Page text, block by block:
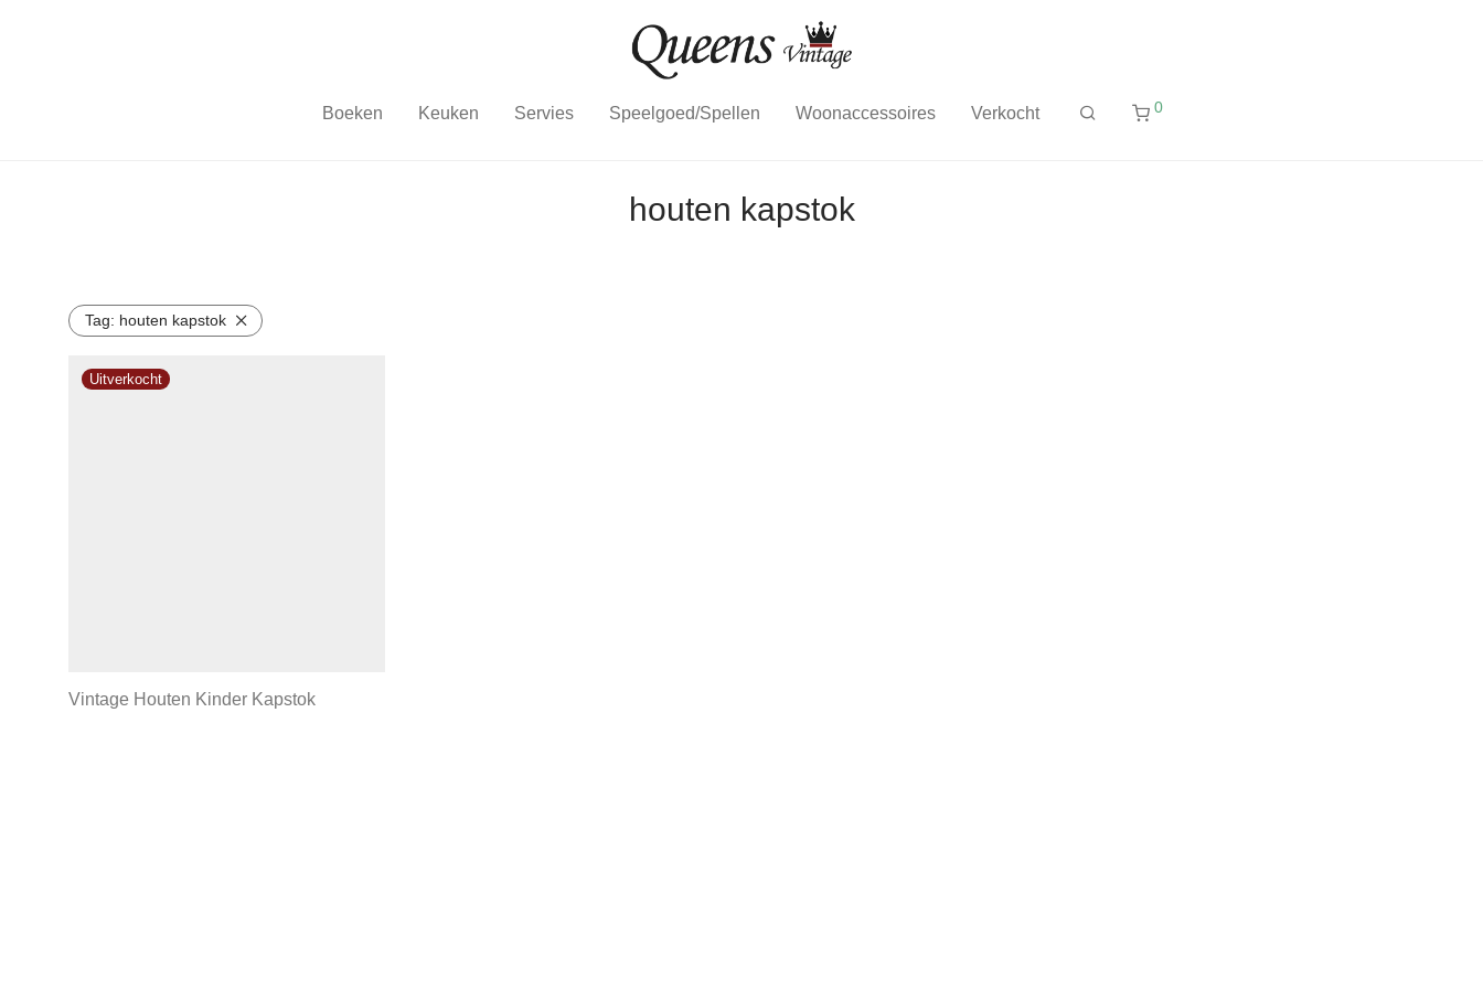
Boeken Keuken Servies Speelgoed/Spellen Woonaccessoires Verkocht 0
houten kapstok
Tag: houten kapstok
Vintage Houten Kinder Kapstok